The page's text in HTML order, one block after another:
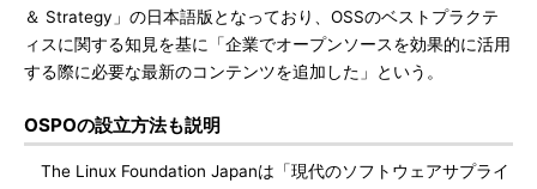
＆ Strategy」の日本語版となっており、OSSのベストプラクテ
ィスに関する知見を基に「企業でオープンソースを効果的に活用
する際に必要な最新のコンテンツを追加した」という。
OSPOの設立方法も説明
The Linux Foundation Japanは「現代のソフトウェアサプライ